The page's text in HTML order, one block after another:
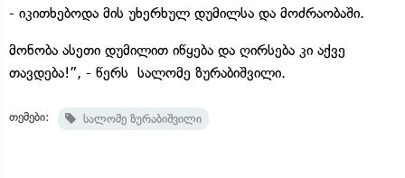
- იკითხებოდა მის უხერხულ დუმილსა და მოძრაობაში.
მონობა ასეთი დუმილით იწყება და ღირსება კი აქვე
თავდება!”, - წერს სალომე ზურაბიშვილი.
თემები: სალომე ზურაბიშვილი